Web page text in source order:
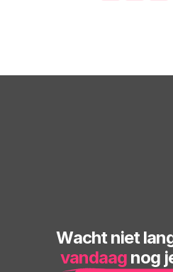
Wacht niet
vandaag nog